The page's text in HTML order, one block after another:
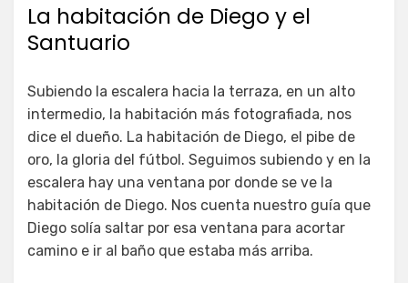
La habitación de Diego y el
Santuario
Subiendo la escalera hacia la terraza, en un alto
intermedio, la habitación más fotografiada, nos
dice el dueño. La habitación de Diego, el pibe de
oro, la gloria del fútbol. Seguimos subiendo y en la
escalera hay una ventana por donde se ve la
habitación de Diego. Nos cuenta nuestro guía que
Diego solía saltar por esa ventana para acortar
camino e ir al baño que estaba más arriba.